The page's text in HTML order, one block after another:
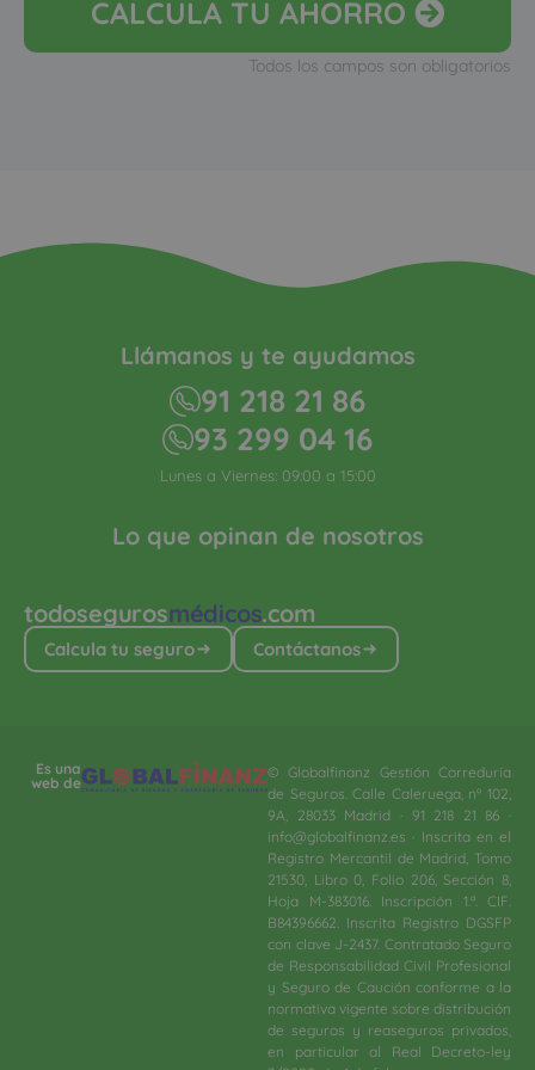
CALCULA TU AHORRO
Todos los campos son obligatorios
todosegurosmédicos.com
Calcula tu seguro Contáctanos
Lo que opinan de nosotros
Llámanos y te ayudamos
91 218 21 86
93 299 04 16
Lunes a Viernes: 09:00 a 15:00
Es una
web de
© Globalfinanz Gestión Correduría
de Seguros. Calle Caleruega, nº 102,
9A, 28033 Madrid · 91 218 21 86 ·
info@globalfinanz.es · Inscrita en el
Registro Mercantil de Madrid, Tomo
21530, Libro 0, Folio 206, Sección 8,
Hoja M-383016. Inscripción 1.ª. CIF.
B84396662. Inscrita Registro DGSFP
con clave J-2437. Contratado Seguro
de Responsabilidad Civil Profesional
y Seguro de Caución conforme a la
normativa vigente sobre distribución
de seguros y reaseguros privados,
en particular al Real Decreto-ley